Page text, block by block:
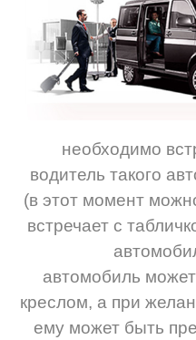
необходимо
водитель такого
(в этот момент
встречает с
автомобиль
креслом, а при
ему может быть